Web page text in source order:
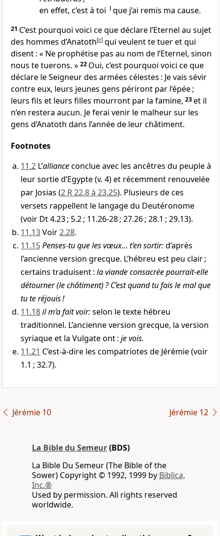
en effet, c’est à toi ╵que j’ai remis ma cause.
21 C’est pourquoi voici ce que déclare l’Eternel au sujet
des hommes d’Anatoth[e] qui veulent te tuer et qui
disent : « Ne prophétise pas au nom de l’Eternel, sinon
nous te tuerons. » 22 Oui, c’est pourquoi voici ce que
déclare le Seigneur des armées célestes : Je vais sévir
contre eux, leurs jeunes gens périront par l’épée ;
leurs fils et leurs filles mourront par la famine, 23et il
n’en restera aucun. Je ferai venir le malheur sur les
gens d’Anatoth dans l’année de leur châtiment.
Footnotes
11.2 L’allianceconclue avec les ancêtres du peuple à
leur sortie d’Egypte (v. 4) et récemment renouvelée
par Josias (2 R 22.8 à 23.25). Plusieurs de ces
versets rappellent le langage du Deutéronome
(voir Dt 4.23 ; 5.2 ; 11.26-28 ; 27.26 ; 28.1 ; 29.13).
11.13Voir2.28.
11.15Penses-tu que les vœux… t’en sortir:d’après
l’ancienne version grecque. L’hébreu est peu clair ;
certains traduisent : la viande consacrée pourrait-elle
détourner (le châtiment) ? C’est quand tu fais le mal que
tu te réjouis !
11.18il m’a fait voir:selon le texte hébreu
traditionnel. L’ancienne version grecque, la version
syriaque et la Vulgate ont : je vois.
11.21 C’est-à-dire les compatriotes de Jérémie (voir
1.1 ; 32.7).
Jérémie 10 Jérémie 12
La Bible du Semeur(BDS)
La Bible Du Semeur (The Bible of the
Sower) Copyright © 1992, 1999 by Biblica,
Inc.®
Used by permission. All rights reserved
worldwide.